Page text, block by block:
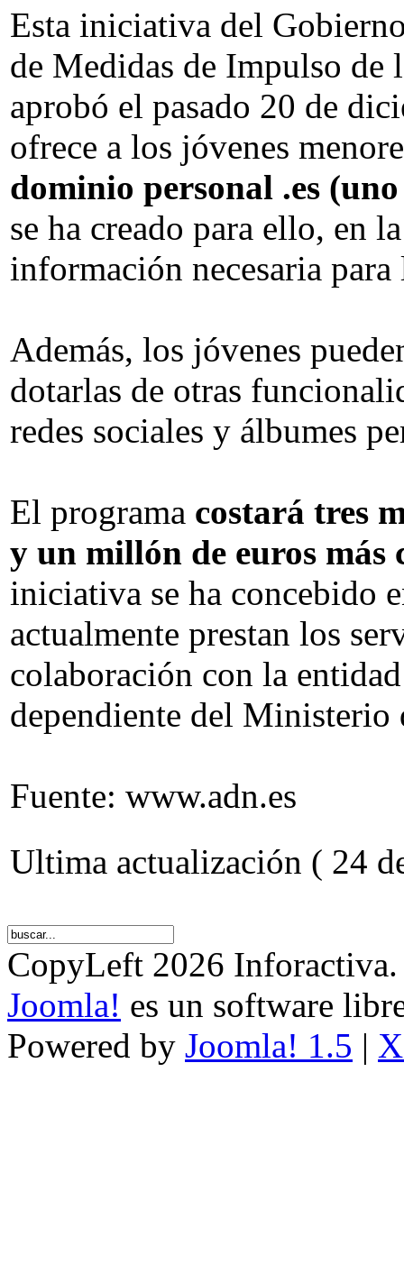
Esta iniciativa del
de Medidas de Impulso de
aprobó el pasado 20 de
ofrece a los jóvenes
dominio personal .es
se ha creado para ello, en
información necesaria
Además, los jóvenes
dotarlas de otras
redes sociales y álbumes
El programa costará tres
y un millón de euros más
iniciativa se ha concebido
actualmente prestan los
colaboración con la
dependiente del
Fuente: www.adn.es
Ultima actualización ( 24
CopyLeft 2026 Inforactiva.
Joomla! es un software
Powered by Joomla! 1.5 |